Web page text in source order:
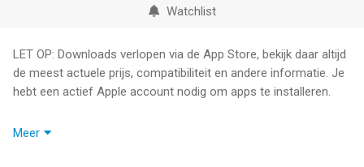
Watchlist
LET OP: Downloads verlopen via de App Store, bekijk daar altijd
de meest actuele prijs, compatibiliteit en andere informatie. Je
hebt een actief Apple account nodig om apps te installeren.
Aanbevolen als ""App of the Day"" in de App Store - 1967: Retro
Meer